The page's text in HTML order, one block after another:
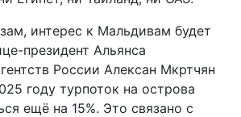
интерес к Мальдивам будет
президент Альянса
России Алексан Мкртчян
году турпоток на острова
ещё на 15%. Это связано с